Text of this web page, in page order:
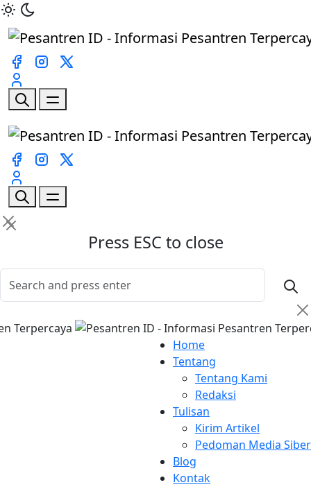
Press ESC to close
Home
Tentang
Tentang Kami
Redaksi
Tulisan
Kirim Artikel
Pedoman Media Siber
Blog
Kontak